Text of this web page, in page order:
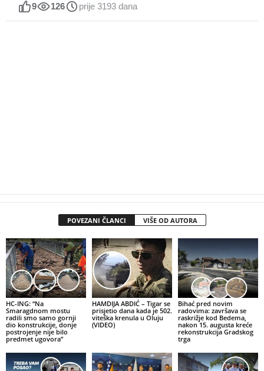
9 126 prije 3193 dana
POVEZANI ČLANCI VIŠE OD AUTORA
HC-ING: “Na
Smaragdnom mostu
radili smo samo gornji
dio konstrukcije, donje
postrojenje nije bilo
predmet ugovora”
HAMDIJA ABDIĆ – Tigar se
prisjetio dana kada je 502.
viteška krenula u Oluju
(VIDEO)
Bihać pred novim
radovima: završava se
raskrižje kod Bedema,
nakon 15. augusta kreće
rekonstrukcija Gradskog
trga